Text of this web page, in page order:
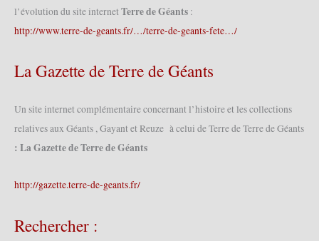
l’évolution du site internet Terre de Géants :
http://www.terre-de-geants.fr/…/terre-de-geants-fete…/
La Gazette de Terre de Géants
Un site internet complémentaire concernant l’histoire et les collections
relatives aux Géants , Gayant et Reuze à celui de Terre de Terre de Géants
: La Gazette de Terre de Géants
http://gazette.terre-de-geants.fr/
Rechercher :